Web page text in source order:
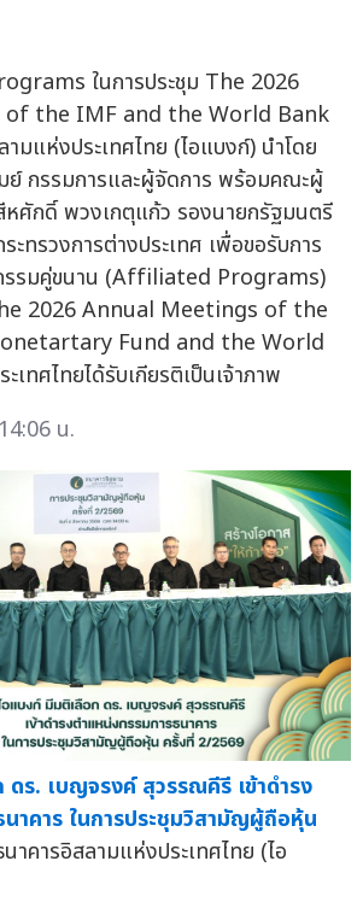
ในการประชุม The 2026
the IMF and the World Bank
มแห่งประเทศไทย (ไอแบงก์) นำโดย
ย์ กรรมการและผู้จัดการ พร้อมคณะผู้
หศักดิ์ พวงเกตุแก้ว รองนายกรัฐมนตรี
ะทรวงการต่างประเทศ เพื่อขอรับการ
รรมคู่ขนาน (Affiliated Programs)
2026 Annual Meetings of the
Fund and the World
ทศไทยได้รับเกียรติเป็นเจ้าภาพ
น.
ร. เบญจรงค์ สุวรรณคีรี เข้าดำรง
าคาร ในการประชุมวิสามัญผู้ถือหุ้น
าคารอิสลามแห่งประเทศไทย (ไอ